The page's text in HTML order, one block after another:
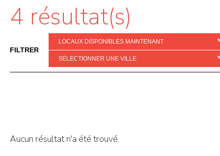
4 résultat(s)
FILTRER
Aucun résultat n'a été trouvé.